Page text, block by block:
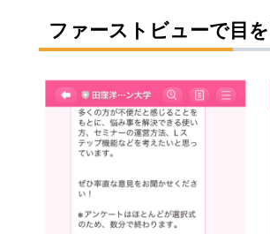
ファーストビューで目